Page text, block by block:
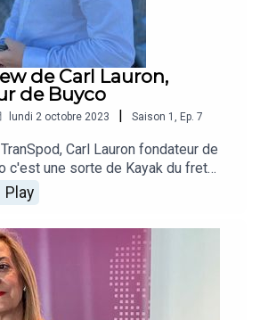
de Carl Lauron,
de Buyco
lundi 2 octobre 2023 | Saison 1 Ep. 7
Carl Lauron fondateur de
c'est une sorte de Kayak du fret
professionnels en
peuvent réserver leur fret sur les
et depuis peu des émissions
à un partenariat avec
#fluvial
Play